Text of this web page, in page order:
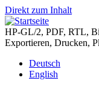
Direkt zum Inhalt
HP-GL/2, PDF, RTL,
Exportieren, Drucken,
Deutsch
English